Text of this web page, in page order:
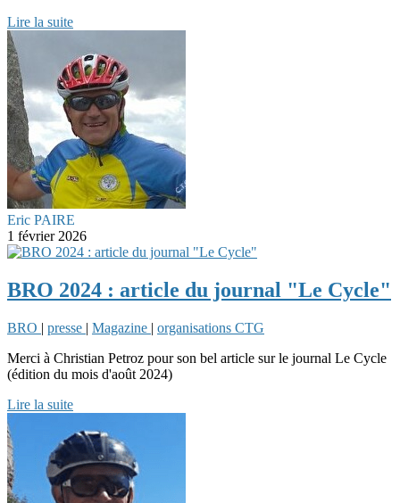
Lire la suite
Eric PAIRE
1 février 2026
BRO 2024 : article du journal "Le Cycle"
BRO | presse | Magazine | organisations CTG
Merci à Christian Petroz pour son bel article sur le journal Le Cycle
(édition du mois d'août 2024)
Lire la suite